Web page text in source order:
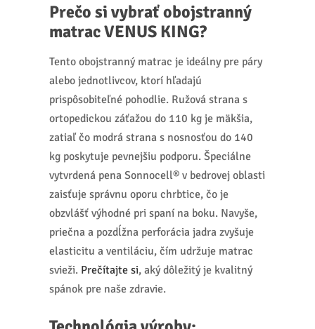
Prečo si vybrať obojstranný
matrac VENUS KING?
Tento obojstranný matrac je ideálny pre páry
alebo jednotlivcov, ktorí hľadajú
prispôsobiteľné pohodlie. Ružová strana s
ortopedickou záťažou do 110 kg je mäkšia,
zatiaľ čo modrá strana s nosnosťou do 140
kg poskytuje pevnejšiu podporu. Špeciálne
vytvrdená pena Sonnocell® v bedrovej oblasti
zaisťuje správnu oporu chrbtice, čo je
obzvlášť výhodné pri spaní na boku. Navyše,
priečna a pozdĺžna perforácia jadra zvyšuje
elasticitu a ventiláciu, čím udržuje matrac
svieži. Prečítajte si, aký dôležitý je kvalitný
spánok pre naše zdravie.